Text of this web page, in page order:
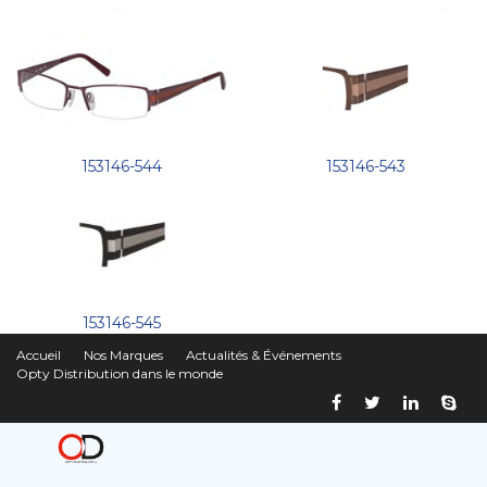
153146-544 153146-543
153146-545
Accueil Nos Marques
Actualités & Événements
Opty Distribution dans le monde